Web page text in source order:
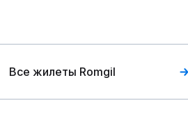
Все жилеты Romgil